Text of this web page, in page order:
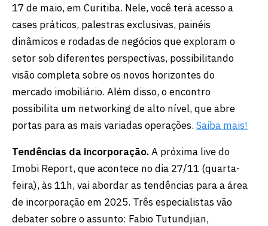
17 de maio, em Curitiba. Nele, você terá acesso a
cases práticos, palestras exclusivas, painéis
dinâmicos e rodadas de negócios que exploram o
setor sob diferentes perspectivas, possibilitando
visão completa sobre os novos horizontes do
mercado imobiliário. Além disso, o encontro
possibilita um networking de alto nível, que abre
portas para as mais variadas operações. Saiba mais!
Tendências da incorporação.A próxima live do
Imobi Report, que acontece no dia 27/11 (quarta-
feira), às 11h, vai abordar as tendências para a área
de incorporação em 2025. Três especialistas vão
debater sobre o assunto: Fabio Tutundjian,